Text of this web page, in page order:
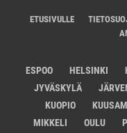
ETUSIVULLE
ESPOO HELSINKI
JYVÄSKYLÄ
KUOPIO
MIKKELI
OULU